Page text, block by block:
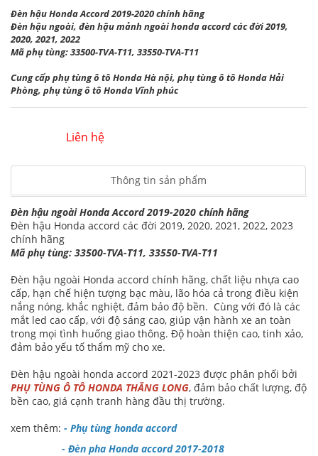
Đèn hậu Honda Accord 2019-2020 chính hãng
Đèn hậu ngoài, đèn hậu mảnh ngoài honda accord các đời 2019,
2020, 2021, 2022
Mã phụ tùng: 33500-TVA-T11, 33550-TVA-T11
Cung cấp phụ tùng ô tô Honda Hà nội, phụ tùng ô tô Honda Hải
Phòng, phụ tùng ô tô Honda Vĩnh phúc
Liên hệ
Thông tin sản phẩm
Đèn hậu ngoài Honda Accord 2019-2020 chính hãng
Đèn hậu Honda accord các đời 2019, 2020, 2021, 2022, 2023
chính hãng
Mã phụ tùng: 33500-TVA-T11, 33550-TVA-T11
Đèn hậu ngoài Honda accord chính hãng, chất liệu nhựa cao
cấp, hạn chế hiện tượng bạc màu, lão hóa cả trong điều kiện
nắng nóng, khắc nghiệt, đảm bảo độ bền. Cùng với đó là các
mắt led cao cấp, với độ sáng cao, giúp vận hành xe an toàn
trong mọi tình huống giao thông. Độ hoàn thiện cao, tinh xảo,
đảm bảo yếu tố thẩm mỹ cho xe.
Đèn hậu ngoài honda accord 2021-2023 được phân phối bởi
PHỤ TÙNG Ô TÔ HONDA THĂNG LONG, đảm bảo chất lượng, độ
bền cao, giá cạnh tranh hàng đầu thị trường.
xem thêm: - Phụ tùng honda accord
- Đèn pha Honda accord 2017-2018